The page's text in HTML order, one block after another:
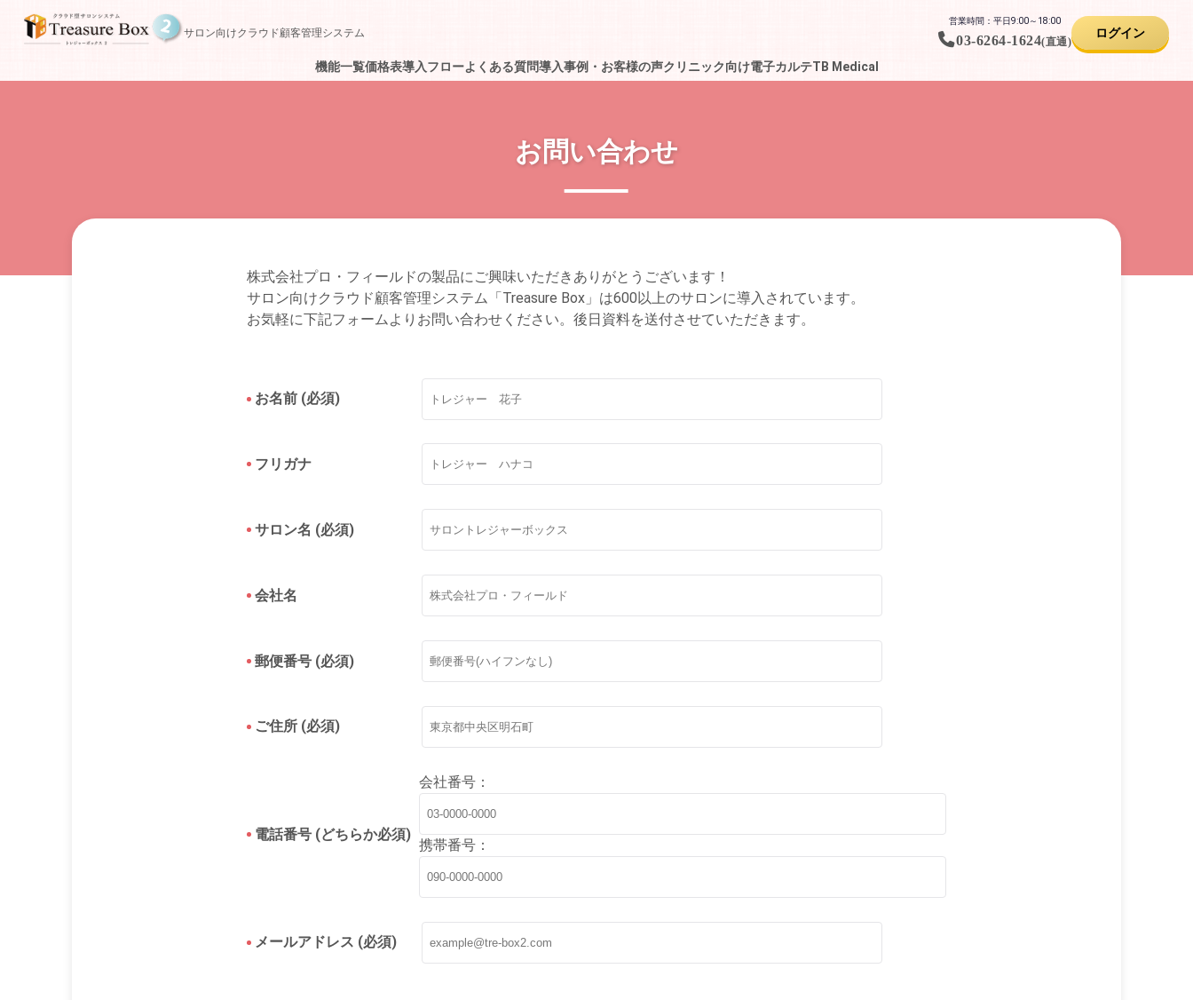
サロン向けクラウド顧客管理システム
営業時間：平日9:00～18:00
03-6264-1624(直通)
ログイン
機能一覧価格表導入フローよくある質問導入事例・お客様の声クリニック向け電子カルテTB Medical
お問い合わせ
株式会社プロ・フィールドの製品にご興味いただきありがとうございます！
サロン向けクラウド顧客管理システム「Treasure Box」は600以上のサロンに導入されています。
お気軽に下記フォームよりお問い合わせください。後日資料を送付させていただきます。
お名前 (必須)
フリガナ
サロン名 (必須)
会社名
郵便番号 (必須)
ご住所 (必須)
電話番号 (どちらか必須)
会社番号：
携帯番号：
メールアドレス (必須)